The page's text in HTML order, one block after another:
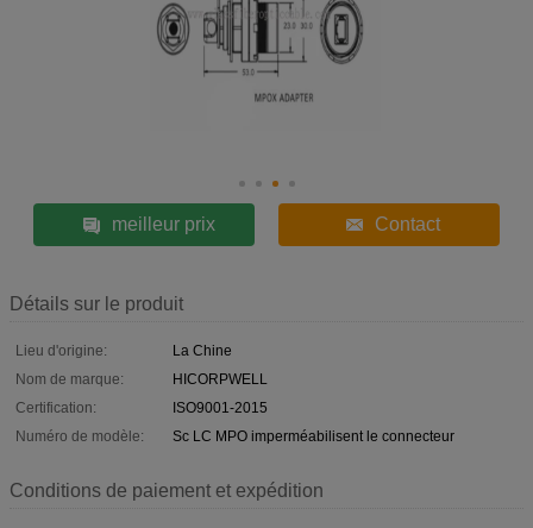
meilleur prix Contact
Détails sur le produit
Lieu d'origine:
La Chine
Nom de marque:
HICORPWELL
Certification:
ISO9001-2015
Numéro de modèle:
Sc LC MPO imperméabilisent le connecteur
Conditions de paiement et expédition